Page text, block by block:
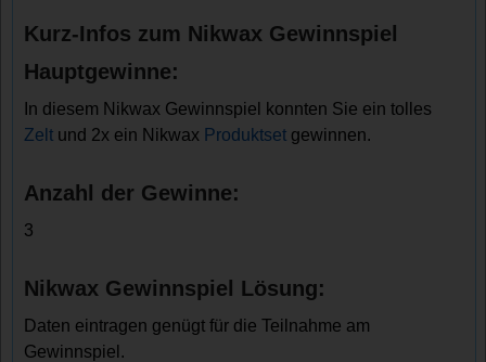
Kurz-Infos zum Nikwax Gewinnspiel
Hauptgewinne:
In diesem Nikwax Gewinnspiel konnten Sie ein tolles
Zelt und 2x ein Nikwax Produktset gewinnen.
Anzahl der Gewinne:
3
Nikwax Gewinnspiel Lösung:
Daten eintragen genügt für die Teilnahme am
Gewinnspiel.